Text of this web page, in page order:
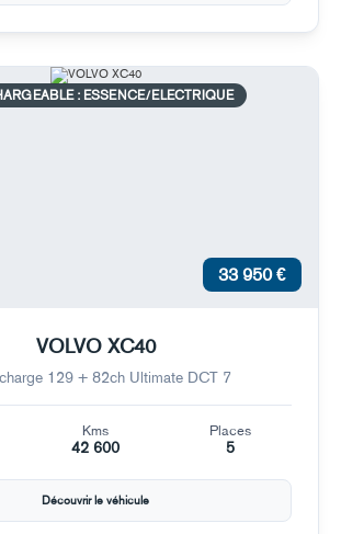
: ESSENCE/ELECTRIQUE
33 950 €
VOLVO XC40
129 + 82ch Ultimate DCT 7
Kms
42 600
Places
5
Découvrir le véhicule